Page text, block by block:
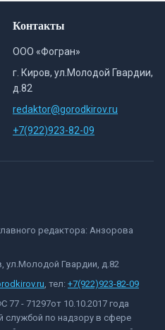
Контакты
ООО «Фогран»
г. Киров, ул.Молодой Гвардии,
д.82
redaktor@gorodkirov.ru
+7(922)923-82-09
редактора: Анзорова
ул.Молодой Гвардии, д.82
, тел: +7(922)923-82-09
- 71297от 10.10.2017 года
службой по надзору в сфере